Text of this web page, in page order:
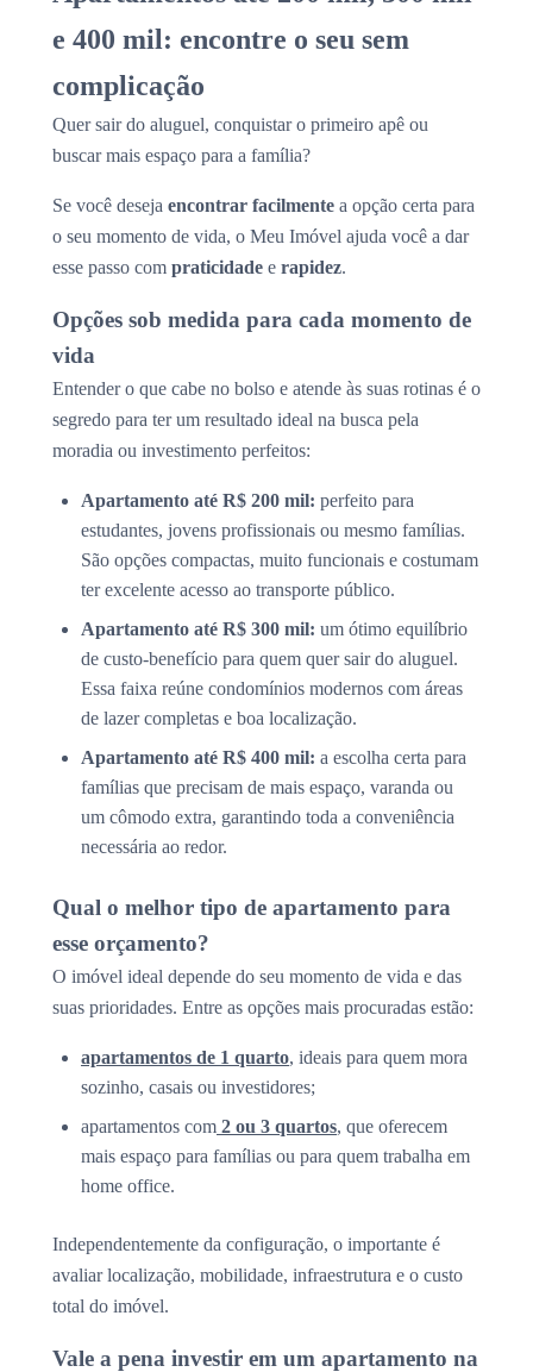
e 400 mil: encontre o seu sem
complicação
Quer sair do aluguel, conquistar o primeiro apê ou
buscar mais espaço para a família?
Se você deseja encontrar facilmente a opção certa para
o seu momento de vida, o Meu Imóvel ajuda você a dar
esse passo com praticidade e rapidez.
Opções sob medida para cada momento de
vida
Entender o que cabe no bolso e atende às suas rotinas é o
segredo para ter um resultado ideal na busca pela
moradia ou investimento perfeitos:
Apartamento até R$ 200 mil: perfeito para
estudantes, jovens profissionais ou mesmo famílias.
São opções compactas, muito funcionais e costumam
ter excelente acesso ao transporte público.
Apartamento até R$ 300 mil: um ótimo equilíbrio
de custo-benefício para quem quer sair do aluguel.
Essa faixa reúne condomínios modernos com áreas
de lazer completas e boa localização.
Apartamento até R$ 400 mil: a escolha certa para
famílias que precisam de mais espaço, varanda ou
um cômodo extra, garantindo toda a conveniência
necessária ao redor.
Qual o melhor tipo de apartamento para
esse orçamento?
O imóvel ideal depende do seu momento de vida e das
suas prioridades. Entre as opções mais procuradas estão:
apartamentos de 1 quarto, ideais para quem mora
sozinho, casais ou investidores;
apartamentos com 2 ou 3 quartos, que oferecem
mais espaço para famílias ou para quem trabalha em
home office.
Independentemente da configuração, o importante é
avaliar localização, mobilidade, infraestrutura e o custo
total do imóvel.
Vale a pena investir em um apartamento na